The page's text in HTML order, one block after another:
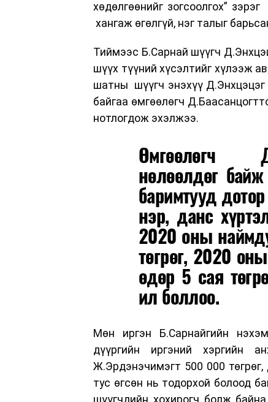
хөдөлгөөнийг зогсоолгох”
хангаж өгөлгүй, нэг талыг
Тиймээс Б.Сарнай шүүгч
шүүх түүний хүсэлтийг хүлээж
шатны шүүгч энэхүү Д.Энхцэцэг
байгаа өмгөөлөгч
нотлогдож эхэлжээ.
Өмгөөлөгч
нөлөөлдөг
баримтууд
нэр, данс
2020 оны
төгрөг, 2020
өдөр 5 сая
ил боллоо.
Мөн иргэн Б.Сарнайгийн
дүүргийн иргэний хэргийн
Ж.Эрдэнэчимэгт 500 000
тус өгсөн нь тодорхой болоод
шүүгчдийн хохирогч болж